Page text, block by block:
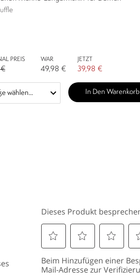
PREIS WAR
49,98 €
JETZT
39,98 €
In Den Warenkorb